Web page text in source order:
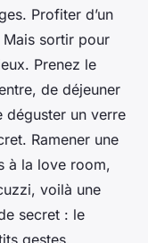
Profiter d’un
Mais sortir pour
Prenez le
de déjeuner
déguster un verre
Ramener une
à la love room,
voilà une
secret : le
gestes.